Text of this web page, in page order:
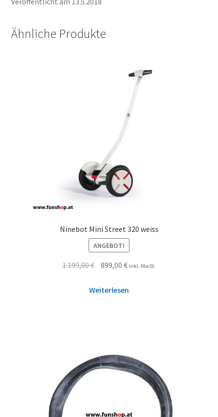
Ähnliche Produkte
Ninebot Mini Street 320 weiss
ANGEBOT!
1.199,00€ 899,00 € inkl. MwSt.
Weiterlesen